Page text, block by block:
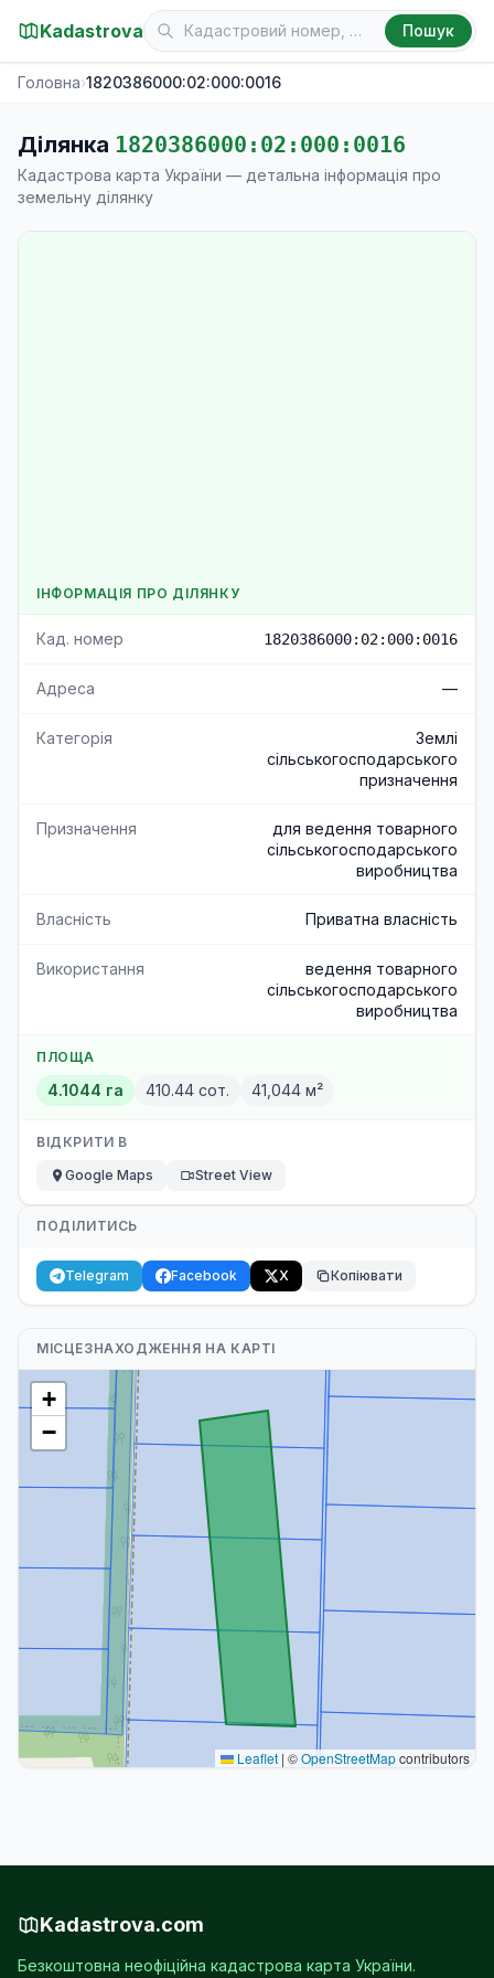
Kadastrova Пошук
Головна›1820386000:02:000:0016
Ділянка 1820386000:02:000:0016
Кадастрова карта України — детальна інформація про
земельну ділянку
ІНФОРМАЦІЯ ПРО ДІЛЯНКУ
Кад. номер 1820386000:02:000:0016
Адреса —
Категорія
Землі
сільськогосподарського
призначення
Призначення
для ведення товарного
сільськогосподарського
виробництва
Власність Приватна власність
Використання
ведення товарного
сільськогосподарського
виробництва
ПЛОЩА
4.1044 га 410.44 сот. 41,044 м²
ВІДКРИТИ В
Google Maps
Street View
ПОДІЛИТИСЬ
Telegram Facebook X Копіювати
МІСЦЕЗНАХОДЖЕННЯ НА КАРТІ
+
−
Leaflet | ©OpenStreetMapcontributors
Kadastrova.com
Безкоштовна неофіційна кадастрова карта України.